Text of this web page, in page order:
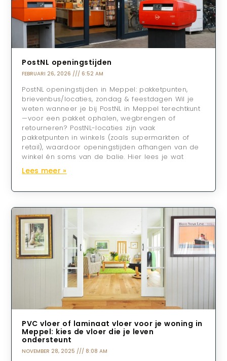
PostNL openingstijden
FEBRUARI 26, 2026 6:52 AM
PostNL openingstijden in Meppel: pakketpunten,
brievenbus/locaties, zondag & feestdagen Wil je
weten wanneer je bij PostNL in Meppel terechtkunt
—voor een pakket ophalen, wegbrengen of
retourneren? PostNL-locaties zijn vaak
pakketpunten in winkels (zoals supermarkten of
retail), waardoor openingstijden afhangen van de
winkel én soms van de balie. Hier lees je wat
Lees meer »
PVC vloer of laminaat vloer voor je woning in
Meppel: kies de vloer die je leven
ondersteunt
NOVEMBER 28, 2025 8:08 AM